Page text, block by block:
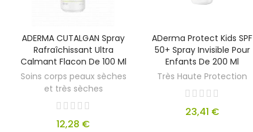
ADERMA CUTALGAN Spray
Rafraîchissant Ultra
Calmant Flacon De 100 Ml
Soins corps peaux sèches
et très sèches
12,28 €
ADerma Protect Kids SPF
50+ Spray Invisible Pour
Enfants De 200 Ml
Très Haute Protection
23,41 €